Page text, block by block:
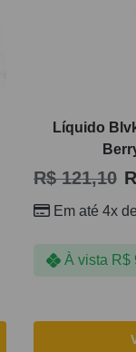
Líquido
R$121,10
Em até 4x
À vista R$